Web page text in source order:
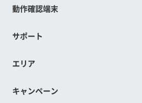
動作確認端末
サポート
エリア
キャンペーン